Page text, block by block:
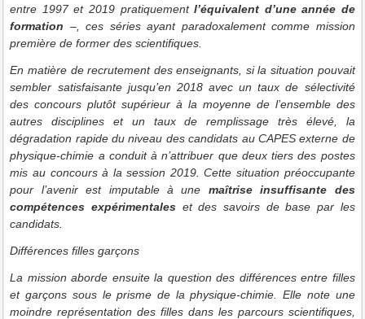
entre 1997 et 2019 pratiquementl’équivalent d’une année de
formation –, ces séries ayant paradoxalement comme mission
première de former des scientifiques.
En matière de recrutement des enseignants, si la situation pouvait
sembler satisfaisante jusqu’en 2018 avec un taux de sélectivité
des concours plutôt supérieur à la moyenne de l’ensemble des
autres disciplines et un taux de remplissage très élevé, la
dégradation rapide du niveau des candidats au CAPES externe de
physique-chimie a conduit à n’attribuer que deux tiers des postes
mis au concours à la session 2019. Cette situation préoccupante
pour l’avenir est imputable à une maîtrise insuffisante des
compétences expérimentales et des savoirs de base par les
candidats.
Différences filles garçons
La mission aborde ensuite la question des différences entre filles
et garçons sous le prisme de la physique-chimie. Elle note une
moindre représentation des filles dans les parcours scientifiques,